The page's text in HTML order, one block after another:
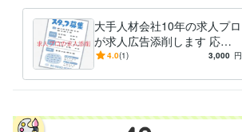
大手人材会社10年の求人プロ
が求人広告添削します 応募
が来ない、採用できない、採
談を
4.0(1) 3,000 円